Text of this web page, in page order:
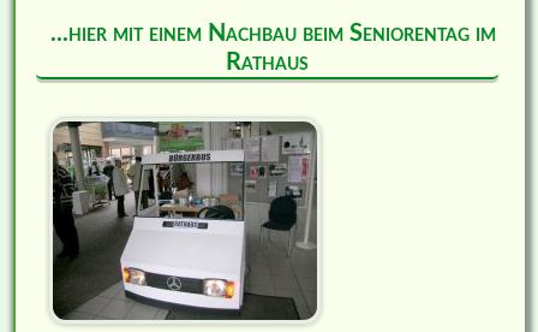
...hier mit einem Nachbau beim Seniorentag im
Rathaus